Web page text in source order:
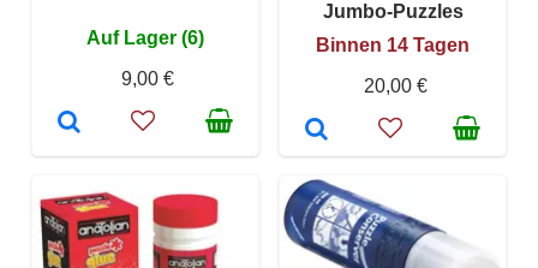
Auf Lager (6)
9,00 €
Jumbo-Puzzles
Binnen 14 Tagen
20,00 €